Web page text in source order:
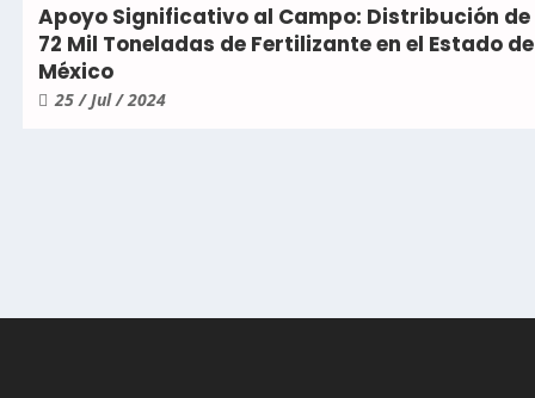
Apoyo Significativo al Campo: Distribución de
72 Mil Toneladas de Fertilizante en el Estado de
México
25 / Jul / 2024